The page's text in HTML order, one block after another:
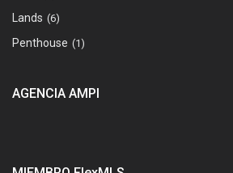
Lands (6)
Penthouse (1)
AGENCIA AMPI